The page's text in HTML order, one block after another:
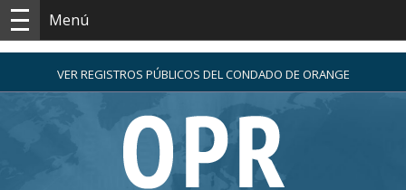
Menú
VER REGISTROS PÚBLICOS DEL CONDADO DE ORANGE